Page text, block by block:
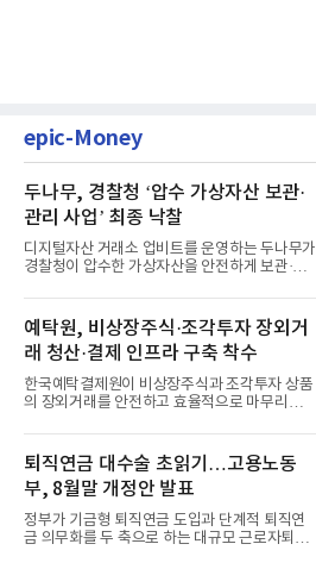
epic-Money
두나무, 경찰청 ‘압수 가상자산 보관·
관리 사업’ 최종 낙찰
디지털자산 거래소 업비트를 운영하는 두나무가
경찰청이 압수한 가상자산을 안전하게 보관·관
예탁원, 비상장주식·조각투자 장외거
래 청산·결제 인프라 구축 착수
한국예탁결제원이 비상장주식과 조각투자 상품
의 장외거래를 안전하고 효율적으로 마무리하기
퇴직연금 대수술 초읽기…고용노동
부, 8월말 개정안 발표
정부가 기금형 퇴직연금 도입과 단계적 퇴직연
금 의무화를 두 축으로 하는 대규모 근로자퇴직